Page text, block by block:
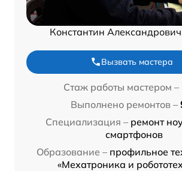
Константин
Вызвать мастера
Стаж работы мастером –
Выполнено ремонтов –
Специализация – ремонт
смартфонов
Образование – профильное
«Мехатроника и